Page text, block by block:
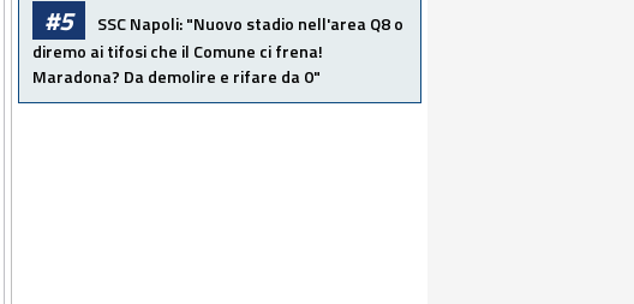
#5
SSC Napoli: "Nuovo stadio nell'area Q8 o
diremo ai tifosi che il Comune ci frena!
Maradona? Da demolire e rifare da 0"